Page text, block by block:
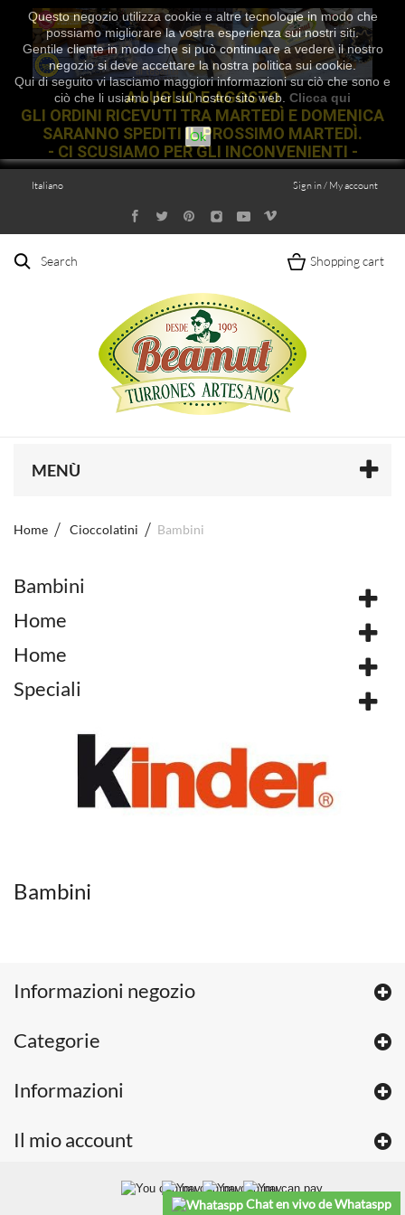
Questo negozio utilizza cookie e altre tecnologie in modo che
possiamo migliorare la vostra esperienza sui nostri siti.
Gentile cliente in modo che si può continuare a vedere il nostro
negozio si deve accettare la nostra politica sui cookie.
Qui di seguito vi lasciamo maggiori informazioni su ciò che sono e
ciò che li usiamo per sul nostro sito web. Clicca qui
Ok
A LUGLIO E AGOSTO
GLI ORDINI RICEVUTI TRA MARTEDÌ E DOMENICA
SARANNO SPEDITI IL PROSSIMO MARTEDÌ.
- CI SCUSIAMO PER GLI INCONVENIENTI -
Sign in / My account
Italiano
Search Shopping cart
MENÙ
Home Cioccolatini Bambini
Bambini
Home
Home
Speciali
Bambini
Informazioni negozio
Categorie
Informazioni
Il mio account
Chat en vivo de Whataspp